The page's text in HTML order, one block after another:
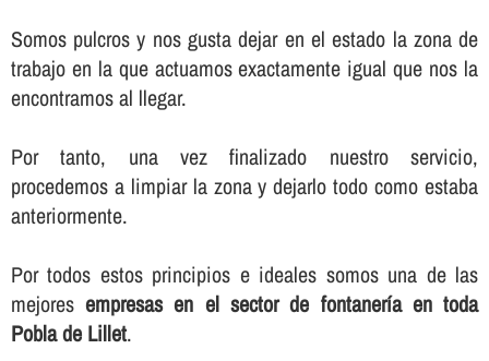
Somos pulcros y nos gusta dejar en el estado la zona de
trabajo en la que actuamos exactamente igual que nos la
encontramos al llegar.
Por tanto, una vez finalizado nuestro servicio,
procedemos a limpiar la zona y dejarlo todo como estaba
anteriormente.
Por todos estos principios e ideales somos una de las
mejoresempresas en el sector de fontanerí­a en toda
Pobla de Lillet.